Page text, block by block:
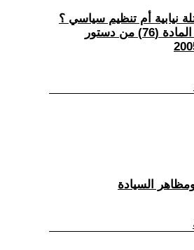
نيابية أم تنظيم سياسي ؟
دراسة تحليلية في ضوء المادة (76) من دستور